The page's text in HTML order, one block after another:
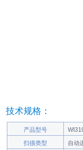
技术规格：
产品型号
扫描类型
自动